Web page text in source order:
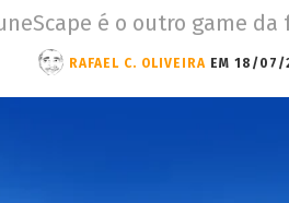
é o outro game
RAFAEL C. OLIVEIRA EM 18/07/